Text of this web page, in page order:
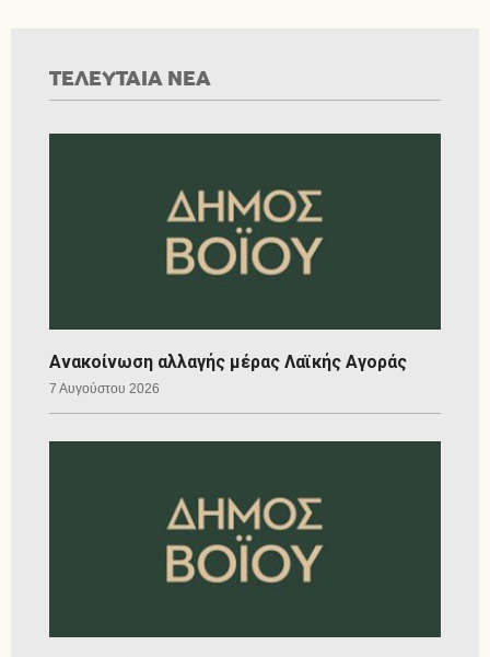
ΤΕΛΕΥΤΑΙΑ ΝΕΑ
Ανακοίνωση αλλαγής μέρας Λαϊκής Αγοράς
7 Αυγούστου 2026